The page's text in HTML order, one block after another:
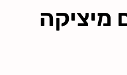
מיציקה